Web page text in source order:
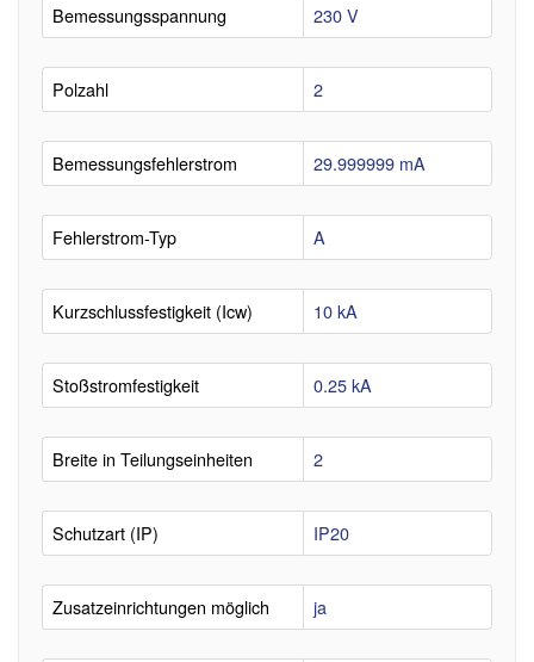
Bemessungsspannung 230 V
Polzahl 2
Bemessungsfehlerstrom 29.999999 mA
Fehlerstrom-Typ A
Kurzschlussfestigkeit (Icw) 10 kA
Stoßstromfestigkeit 0.25 kA
Breite in Teilungseinheiten 2
Schutzart (IP) IP20
Zusatzeinrichtungen möglich ja